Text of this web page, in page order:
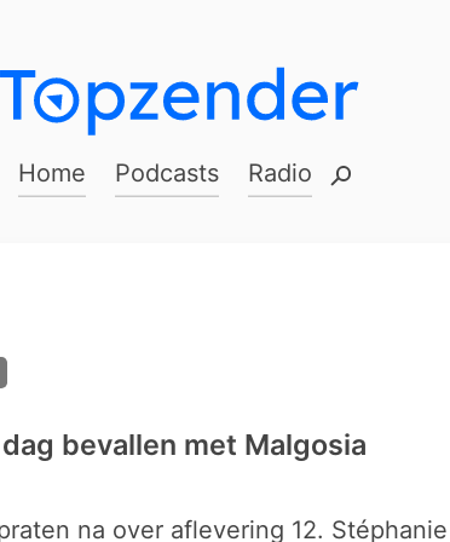
Home Podcasts Radio
bevallen met Malgosia
na over aflevering 12. Stéphanie